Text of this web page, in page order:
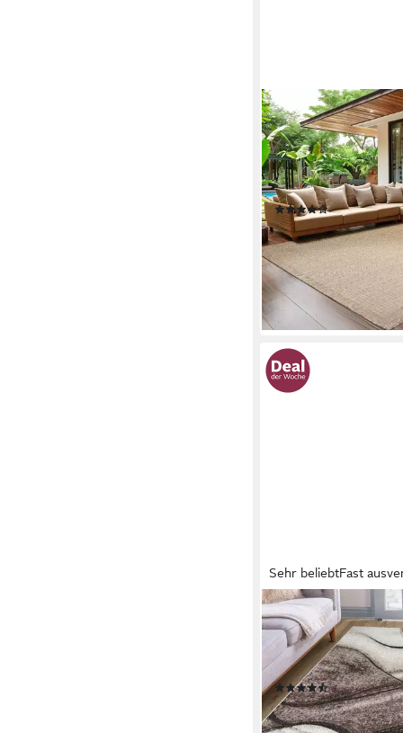
SIMPEX24
Outdoorteppich
Höhe: 3 mm, Teppich
Waschbar Balkon,
und Küchenteppich
(161)
ab 23,03 € UVP65,90
nur diesen Monat
-65%
lieferbar - in 4-5
+1
Sehr beliebtFast
OTTO HOME
Teppich Tritom,
mm, mit besonders
Kurzflor, modernes
(885)
ab 8,99 € UVP21,99 €
nur bis Dienstag